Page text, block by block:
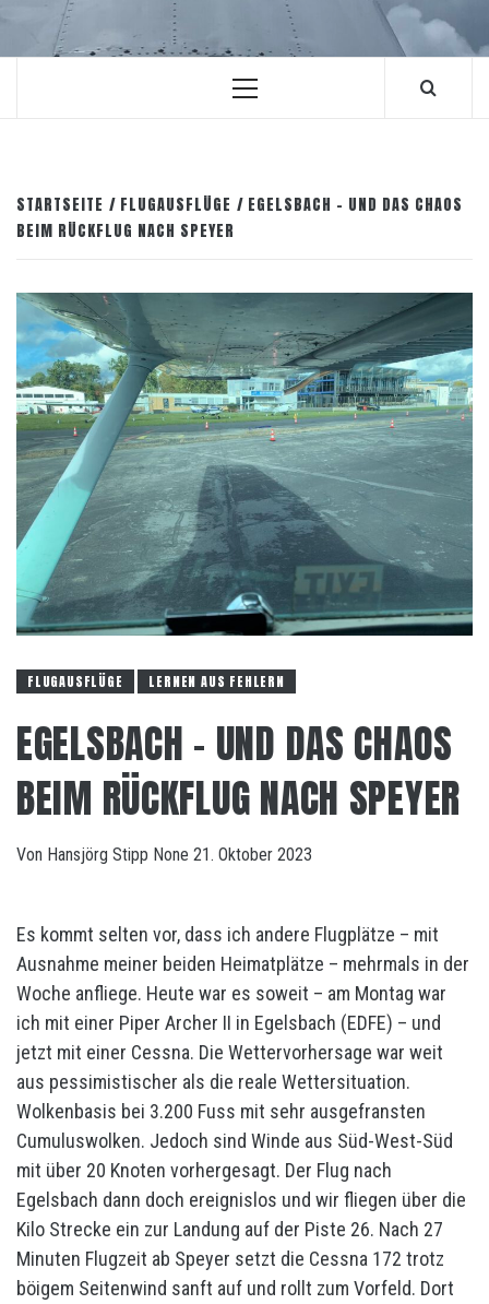
Primäres
STARTSEITE FLUGAUSFLÜGE
EGELSBACH – UND DAS CHAOS
BEIM RÜCKFLUG NACH SPEYER
FLUGAUSFLÜGE LERNEN AUS FEHLERN
EGELSBACH – UND DAS CHAOS
BEIM RÜCKFLUG NACH SPEYER
Von Hansjörg Stipp None 21. Oktober 2023
Es kommt selten vor, dass ich andere Flugplätze – mit
Ausnahme meiner beiden Heimatplätze – mehrmals in der
Woche anfliege. Heute war es soweit – am Montag war
ich mit einer Piper Archer II in Egelsbach (EDFE) – und
jetzt mit einer Cessna. Die Wettervorhersage war weit
aus pessimistischer als die reale Wettersituation.
Wolkenbasis bei 3.200 Fuss mit sehr ausgefransten
Cumuluswolken. Jedoch sind Winde aus Süd-West-Süd
mit über 20 Knoten vorhergesagt. Der Flug nach
Egelsbach dann doch ereignislos und wir fliegen über die
Kilo Strecke ein zur Landung auf der Piste 26. Nach 27
Minuten Flugzeit ab Speyer setzt die Cessna 172 trotz
böigem Seitenwind sanft auf und rollt zum Vorfeld. Dort